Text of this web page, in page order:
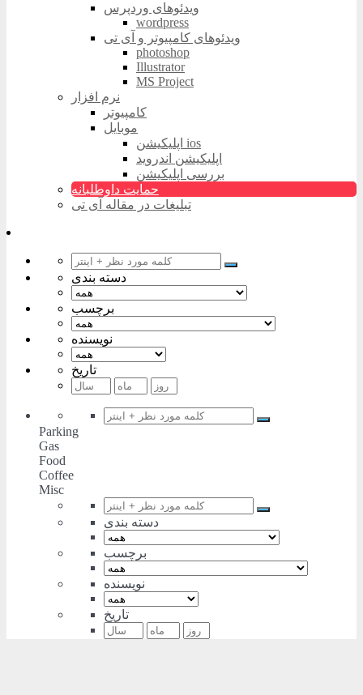
ویدئوهای وردپرس
wordpress
ویدئوهای کامپیوتر و آی تی
photoshop
Illustrator
MS Project
نرم افزار
کامپیوتر
موبایل
اپلیکیشن ios
اپلیکیشن اندروید
بررسی اپلیکیشن
حمایت داوطلبانه
تبلیغات در مقاله آی تی
دسته بندی
برچسب
نویسنده
تاریخ
Parking
Gas
Food
Coffee
Misc
دسته بندی
برچسب
نویسنده
تاریخ